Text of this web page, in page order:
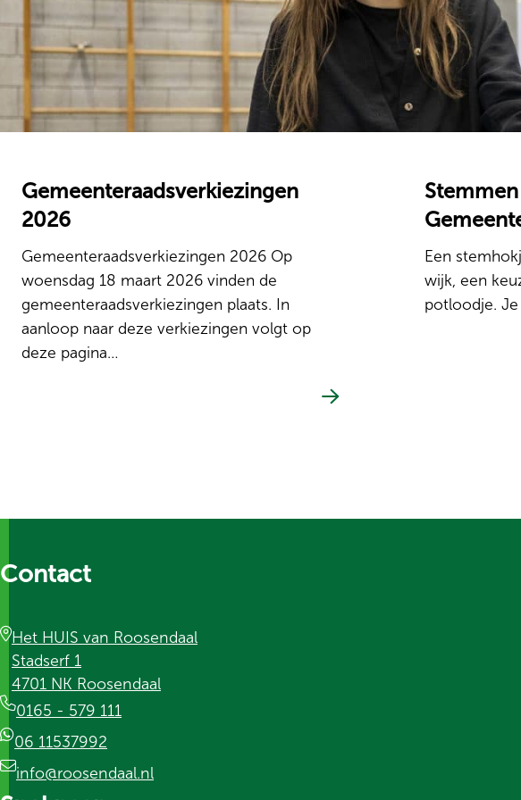
Gemeenteraadsverkiezingen
2026
Gemeenteraadsverkiezingen 2026 Op
woensdag 18 maart 2026 vinden de
gemeenteraadsverkiezingen plaats. In
aanloop naar deze verkiezingen volgt op
deze pagina…
Een
wijk, een
potloodje.
Contact
Het HUIS van Roosendaal
Stadserf 1
4701 NK Roosendaal
0165 - 579 111
06 11537992
info@roosendaal.nl